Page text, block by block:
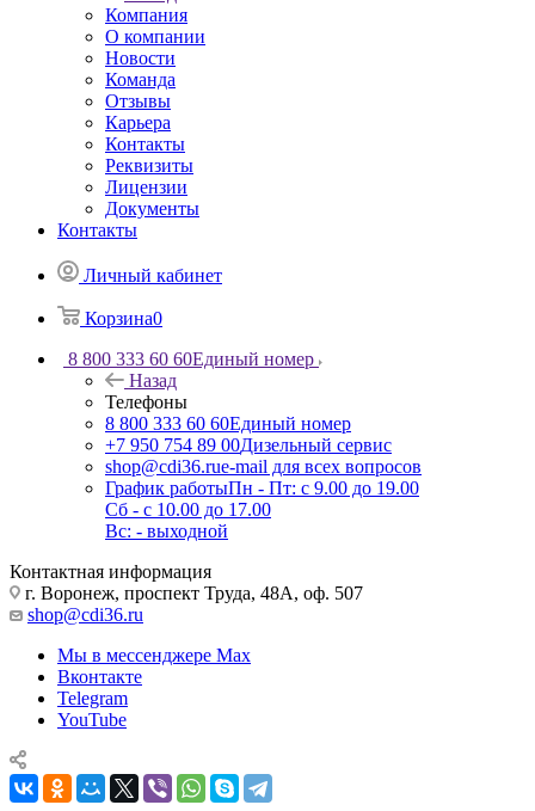
Компания
О компании
Новости
Команда
Отзывы
Карьера
Контакты
Реквизиты
Лицензии
Документы
Контакты
Личный кабинет
Корзина0
8 800 333 60 60Единый номер
Назад
Телефоны
8 800 333 60 60Единый номер
+7 950 754 89 00Дизельный сервис
shop@cdi36.rue-mail для всех вопросов
График работыПн - Пт: с 9.00 до 19.00
Сб - с 10.00 до 17.00
Вс: - выходной
Контактная информация
г. Воронеж, проспект Труда, 48А, оф. 507
shop@cdi36.ru
Мы в мессенджере Max
Вконтакте
Telegram
YouTube